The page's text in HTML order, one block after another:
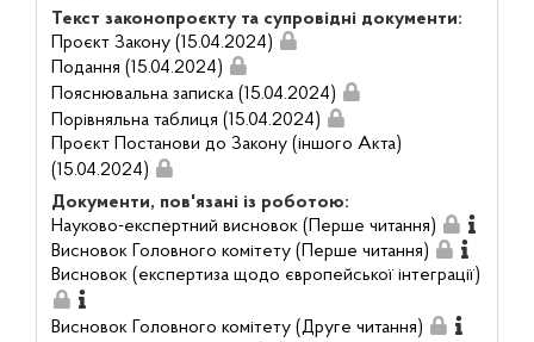
Текст законопроєкту та супровідні документи:
Проєкт Закону (15.04.2024)
Подання (15.04.2024)
Пояснювальна записка (15.04.2024)
Порівняльна таблиця (15.04.2024)
Проєкт Постанови до Закону (іншого Акта)
(15.04.2024)
Документи, пов'язані із роботою:
Науково-експертний висновок (Перше читання)
Висновок Головного комітету (Перше читання)
Висновок (експертиза щодо європейської інтеграції)
Висновок Головного комітету (Друге читання)